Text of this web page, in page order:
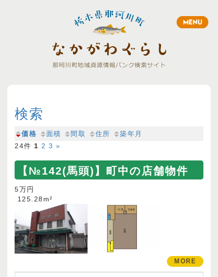
Toggle
navigation
検索
価格 面積 間取 住所
築年月
24件 1 2 3 »
【№142(馬頭)】町中の店舗物件
5万円
125.28m²
MORE